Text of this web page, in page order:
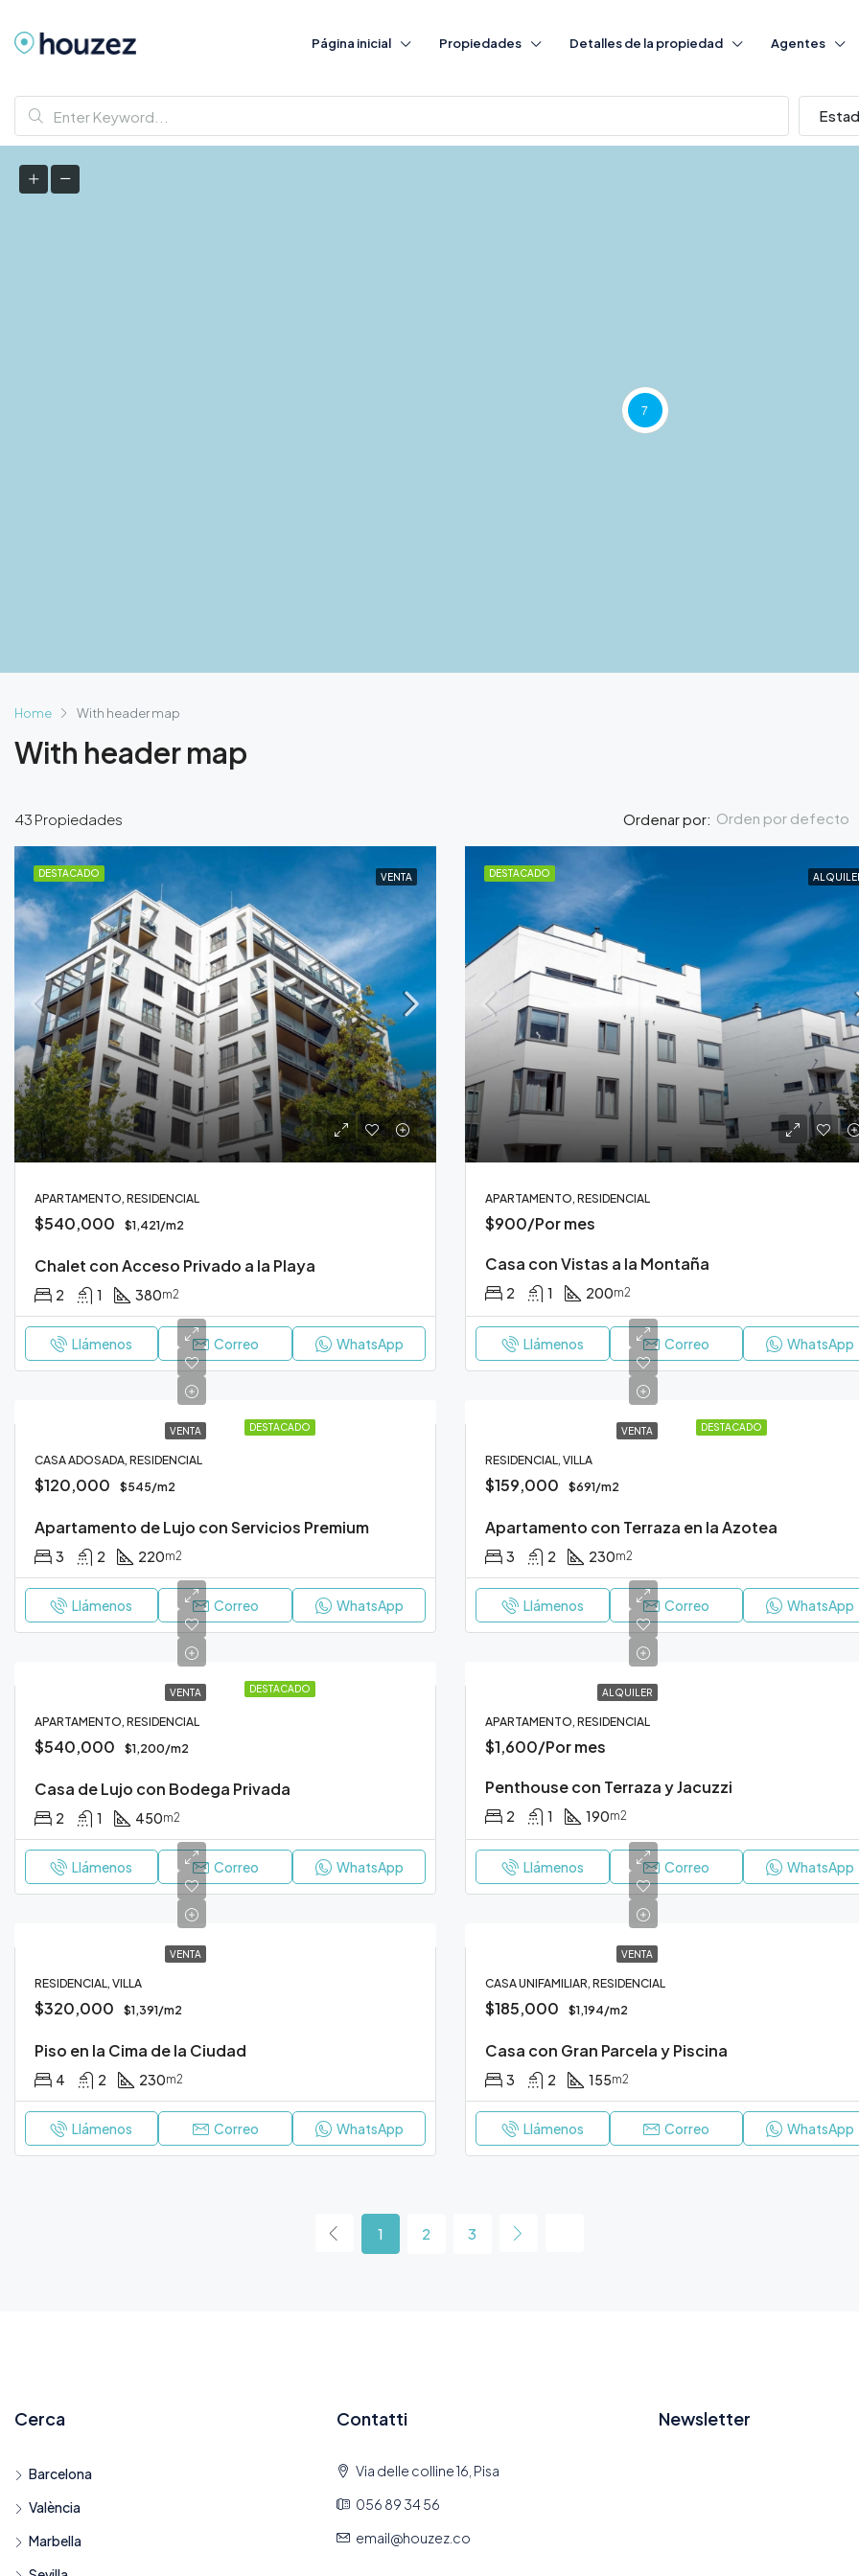
Página inicial Propiedades Detalles de la propiedad Agentes
7
Home With header map
With header map
43 Propiedades Ordenar por: Orden por defecto
DESTACADO VENTA
APARTAMENTO, RESIDENCIAL
$540,000 $1,421/m2
Chalet con Acceso Privado a la Playa
2 1 380m2
Llámenos Correo WhatsApp
DESTACADO
APARTAMENTO, RESIDENCIAL
$900/Por mes
Casa con Vistas a la Montaña
2 1 200m2
Llámenos Correo WhatsApp
DESTACADO
VENTA
CASA ADOSADA, RESIDENCIAL
$120,000 $545/m2
Apartamento de Lujo con Servicios Premium
3 2 220m2
Llámenos Correo WhatsApp
DESTACADO
VENTA
RESIDENCIAL, VILLA
$159,000 $691/m2
Apartamento con Terraza en la Azotea
3 2 230m2
Llámenos Correo WhatsApp
DESTACADO
VENTA
APARTAMENTO, RESIDENCIAL
$540,000 $1,200/m2
Casa de Lujo con Bodega Privada
2 1 450m2
Llámenos Correo WhatsApp
ALQUILER
APARTAMENTO, RESIDENCIAL
$1,600/Por mes
Penthouse con Terraza y Jacuzzi
2 1 190m2
Llámenos Correo WhatsApp
VENTA
RESIDENCIAL, VILLA
$320,000 $1,391/m2
Piso en la Cima de la Ciudad
4 2 230m2
Llámenos Correo WhatsApp
VENTA
CASA UNIFAMILIAR, RESIDENCIAL
$185,000 $1,194/m2
Casa con Gran Parcela y Piscina
3 2 155m2
Llámenos Correo WhatsApp
1 2 3
$540,000
Cerca
Barcelona
València
Marbella
Contatti
Via delle colline 16, Pisa
056 89 34 56
email@houzez.co
Newsletter